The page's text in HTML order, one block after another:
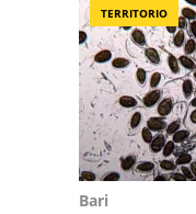
TERRITORIO
Bari